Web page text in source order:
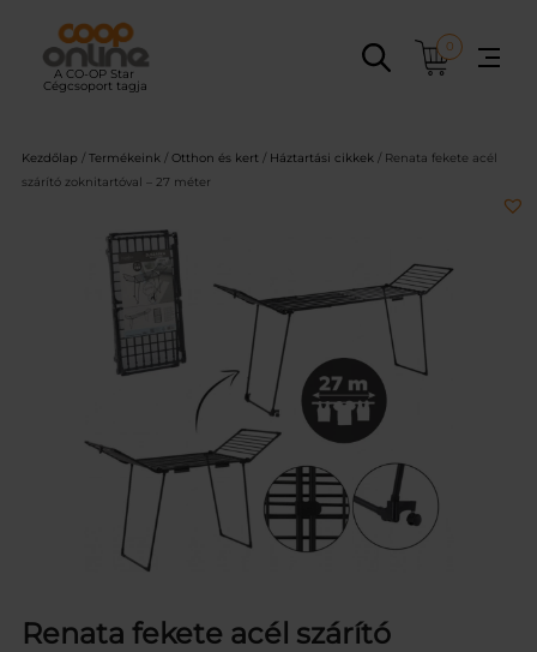
tartalomhoz
0
Kezdőlap / Termékeink / Otthon és kert / Háztartási cikkek / Renata fekete acél
szárító zoknitartóval – 27 méter
Renata fekete acél szárító